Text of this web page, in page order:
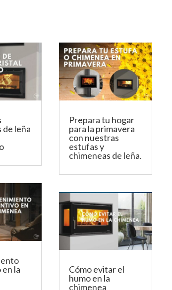
leña
la
Prepara tu hogar
para la primavera
con nuestras
estufas y
chimeneas de leña.
Cómo evitar el
humo en la
chimenea